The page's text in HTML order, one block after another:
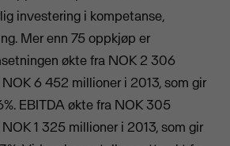
investering i kompetanse,
Mer enn 75 oppkjøp er
økte fra NOK 2 306
6 452 millioner i 2013, som gir
EBITDA økte fra NOK 305
1 325 millioner i 2013, som gir